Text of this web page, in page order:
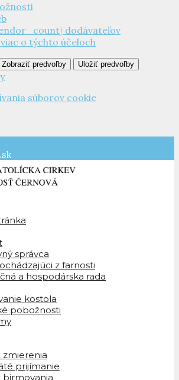
dodávateľov
o týchto účeloch
Zobraziť predvoľby Uložiť predvoľby
súborov cookie
správca
z farnosti
a hospodárska rada
kostola
pobožnosti
zmierenia
prijímanie
birmovania